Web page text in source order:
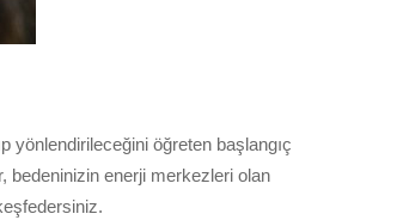
yönlendirileceğini öğreten başlangıç
bedeninizin enerji merkezleri olan